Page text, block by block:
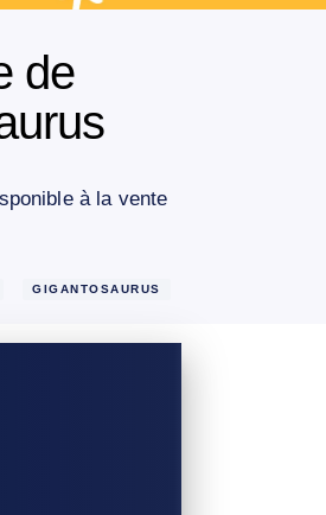
de
à la vente
GIGANTOSAURUS